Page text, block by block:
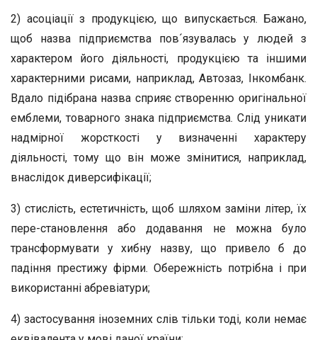
2) асоціації з продукцією, що випускається. Бажано,
щоб назва підприємства пов´язувалась у людей з
характером його діяльності, продукцією та іншими
характерними рисами, наприклад, Автозаз, Інкомбанк.
Вдало підібрана назва сприяє створенню оригінальної
емблеми, товарного знака підприємства. Слід уникати
надмірної жорсткості у визначенні характеру
діяльності, тому що він може змінитися, наприклад,
внаслідок диверсифікації;
3) стислість, естетичність, щоб шляхом заміни літер, їх
пере-становлення або додавання не можна було
трансформувати у хибну назву, що привело б до
падіння престижу фірми. Обережність потрібна і при
використанні абревіатури;
4) застосування іноземних слів тільки тоді, коли немає